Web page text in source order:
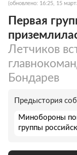
(обновлено: 16:25, 15
Первая
Летчиков
Бондарев
Предыстория
Минобороны
группы